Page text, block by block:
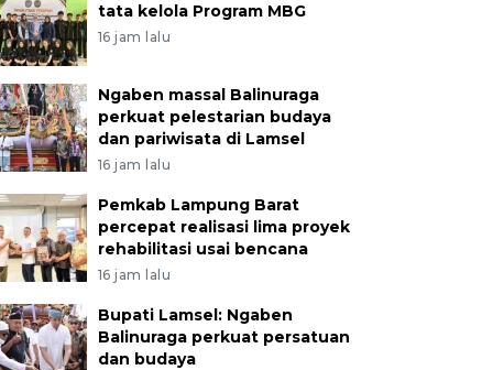
tata kelola Program MBG
16 jam lalu
Ngaben massal Balinuraga
perkuat pelestarian budaya
dan pariwisata di Lamsel
16 jam lalu
Pemkab Lampung Barat
percepat realisasi lima proyek
rehabilitasi usai bencana
16 jam lalu
Bupati Lamsel: Ngaben
Balinuraga perkuat persatuan
dan budaya